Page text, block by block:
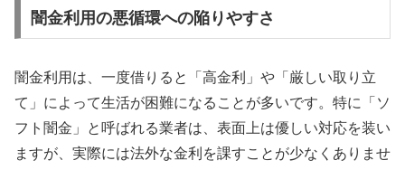
闇金利用の悪循環への陥りやすさ
闇金利用は、一度借りると「高金利」や「厳しい取り立
て」によって生活が困難になることが多いです。特に「ソ
フト闇金」と呼ばれる業者は、表面上は優しい対応を装い
ますが、実際には法外な金利を課すことが少なくありませ